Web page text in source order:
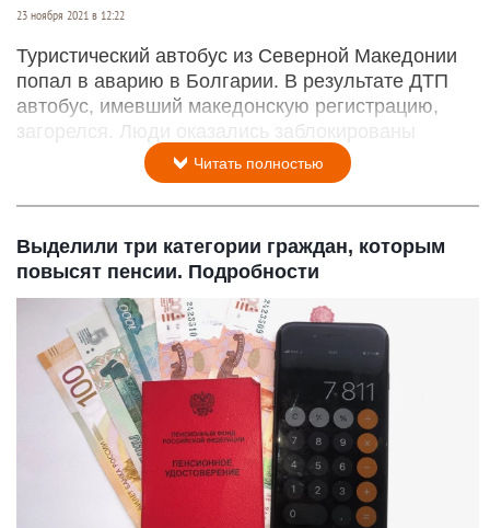
23 ноября 2021 в 12:22
Туристический автобус из Северной Македонии
попал в аварию в Болгарии. В результате ДТП
автобус, имевший македонскую регистрацию,
загорелся. Люди оказались заблокированы
Читать полностью
Выделили три категории граждан, которым
повысят пенсии. Подробности